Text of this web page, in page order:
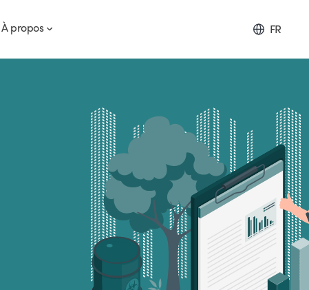
À propos FR